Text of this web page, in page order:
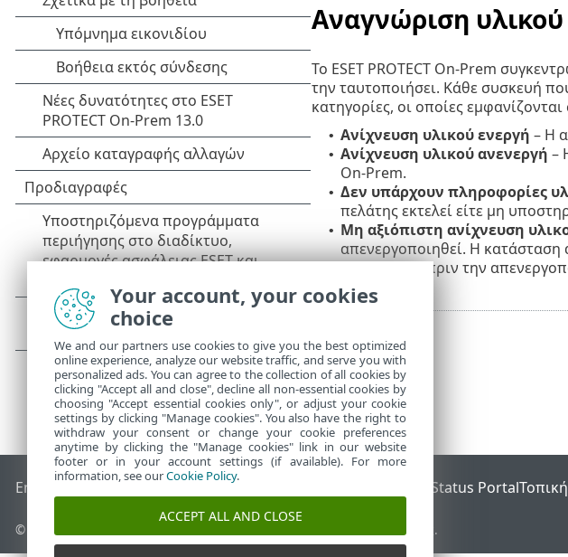
Αναγνώριση υλικού
Το ESET PROTECT On-Prem
την ταυτοποιήσει. Κάθε συσκευή
κατηγορίες, οι οποίες
• Ανίχνευση υλικού ενεργή – Η
• Ανίχνευση υλικού ανενεργή –
On-Prem.
• Δεν υπάρχουν πληροφορίες
πελάτης εκτελεί είτε μη
• Μη αξιόπιστη ανίχνευση
απενεργοποιηθεί. Η
αντιγραφής πριν την
End of Life Γνωσιακή βάση ESETΟμάδα συζήτησης ESET ESET Status Portal
© 1992 - 2026 ESET, spol. s r.o. - Με την επιφύλαξη παντός δικαιώματος.
Your account, your cookies
choice
We and our partners use cookies to give you the best optimized
online experience, analyze our website traffic, and serve you with
personalized ads. You can agree to the collection of all cookies by
clicking "Accept all and close", decline all non-essential cookies by
choosing "Accept essential cookies only", or adjust your cookie
settings by clicking "Manage cookies". You also have the right to
withdraw your consent or change your cookie preferences
anytime by clicking the "Manage cookies" link in our website
footer or in your account settings (if available). For more
information, see ourCookie Policy.
ACCEPT ALL AND CLOSE